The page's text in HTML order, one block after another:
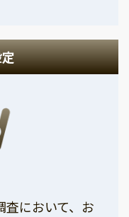
査において、お